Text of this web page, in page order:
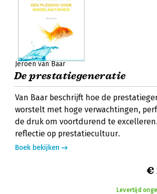
Jeroen van Baar
De prestatiegeneratie
Van Baar beschrijft hoe de
worstelt met hoge verwachtingen,
de druk om voortdurend te
reflectie op prestatiecultuur.
Boek bekijken
€
Levertijd